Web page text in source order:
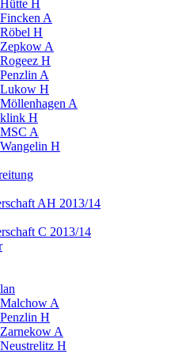
Hütte H
Fincken A
Röbel H
Zepkow A
Rogeez H
Penzlin A
Lukow H
Möllenhagen A
klink H
MSC A
Wangelin H
AH 2013/14
C 2013/14
Malchow A
Penzlin H
Zarnekow A
Neustrelitz H